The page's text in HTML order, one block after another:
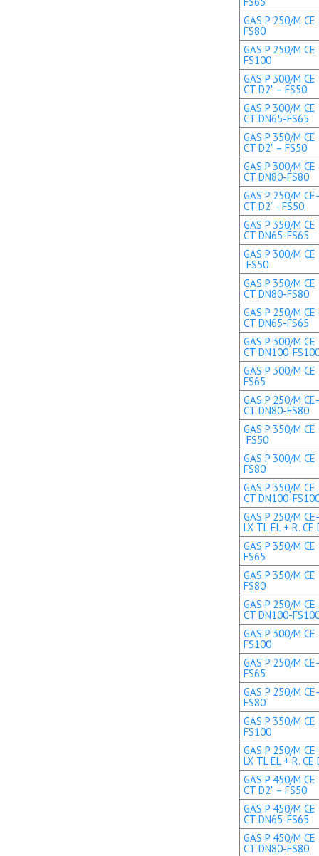
GAS P 250/M
FS80
GAS P 250/M
FS100
GAS P 300/M CE
CT D2" – FS50
GAS P 300/M CE
CT DN65-FS65
GAS P 350/M CE
CT D2" – FS50
GAS P 300/M CE
CT DN80-FS80
GAS P 250/M
CT D2” - FS50
GAS P 350/M CE
CT DN65-FS65
GAS P 300/M
FS50
GAS P 350/M CE
CT DN80-FS80
GAS P 250/M
CT DN65-FS65
GAS P 300/M CE
CT DN100-
GAS P 300/M
FS65
GAS P 250/M
CT DN80-FS80
GAS P 350/M
FS50
GAS P 300/M
FS80
GAS P 350/M CE
CT DN100-
GAS P 250/M CE-
LX TL EL + R. CE
GAS P 350/M
FS65
GAS P 350/M
FS80
GAS P 250/M
CT DN100-
GAS P 300/M
FS100
GAS P 250/M
FS65
GAS P 250/M
FS80
GAS P 350/M
FS100
GAS P 250/M CE-
LX TL EL + R.
GAS P 450/M CE
CT D2" – FS50
GAS P 450/M CE
CT DN65-FS65
GAS P 450/M CE
CT DN80-FS80